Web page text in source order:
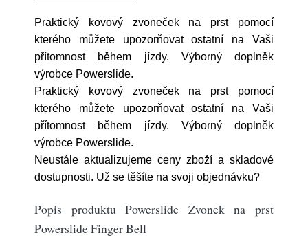
Praktický kovový zvoneček na prst pomocí
kterého můžete upozorňovat ostatní na Vaši
přítomnost během jízdy. Výborný doplněk
výrobce Powerslide.
Praktický
kovový zvonečekna prst pomocí
kterého můžete upozorňovat ostatní na Vaši
přítomnost během jízdy. Výborný doplněk
výrobce Powerslide.
Neustále aktualizujeme ceny zboží a skladové
dostupnosti. Už se těšíte na svoji objednávku?
Popis produktu Powerslide Zvonek na prst
Powerslide Finger Bell